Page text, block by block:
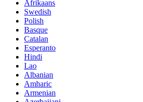
Afrikaans
Swedish
Polish
Basque
Catalan
Esperanto
Hindi
Lao
Albanian
Amharic
Armenian